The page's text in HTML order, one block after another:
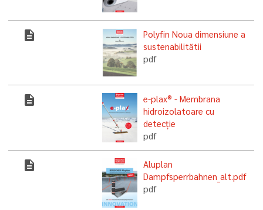
description
Polyfin Noua dimensiune a
sustenabilitătii
pdf
description
e-plax® - Membrana
hidroizolatoare cu
detecție
pdf
description
Aluplan
Dampfsperrbahnen_alt.pdf
pdf